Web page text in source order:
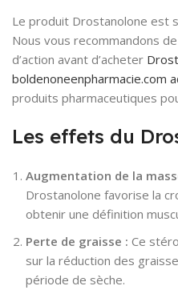
Le produit Drostanolone est
Nous vous recommandons
d’action avant d’acheter
boldenoneenpharmacie.com
produits pharmaceutiques
Les effets du
Augmentation de la
Drostanolone favorise la
obtenir une définition
Perte de graisse : Ce
sur la réduction des
période de sèche.